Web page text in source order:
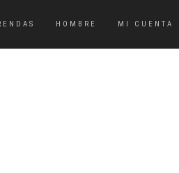
HOMBRE MI CUENTA